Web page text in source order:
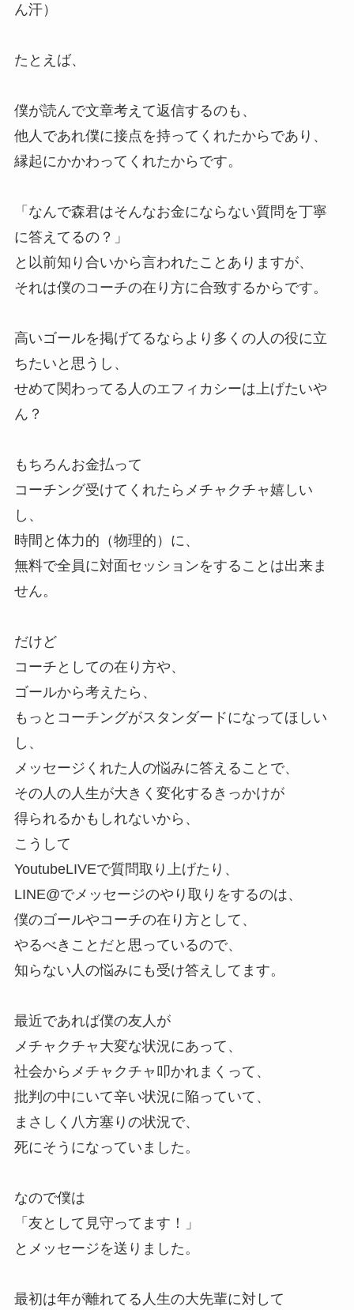
ん汗）
たとえば、
僕が読んで文章考えて返信するのも、
他人であれ僕に接点を持ってくれたからであり、
縁起にかかわってくれたからです。
「なんで森君はそんなお金にならない質問を丁寧
に答えてるの？」
と以前知り合いから言われたことありますが、
それは僕のコーチの在り方に合致するからです。
高いゴールを掲げてるならより多くの人の役に立
ちたいと思うし、
せめて関わってる人のエフィカシーは上げたいや
ん？
もちろんお金払って
コーチング受けてくれたらメチャクチャ嬉しい
し、
時間と体力的（物理的）に、
無料で全員に対面セッションをすることは出来ま
せん。
だけど
コーチとしての在り方や、
ゴールから考えたら、
もっとコーチングがスタンダードになってほしい
し、
メッセージくれた人の悩みに答えることで、
その人の人生が大きく変化するきっかけが
得られるかもしれないから、
こうして
YoutubeLIVEで質問取り上げたり、
LINE@でメッセージのやり取りをするのは、
僕のゴールやコーチの在り方として、
やるべきことだと思っているので、
知らない人の悩みにも受け答えしてます。
最近であれば僕の友人が
メチャクチャ大変な状況にあって、
社会からメチャクチャ叩かれまくって、
批判の中にいて辛い状況に陥っていて、
まさしく八方塞りの状況で、
死にそうになっていました。
なので僕は
「友として見守ってます！」
とメッセージを送りました。
最初は年が離れてる人生の大先輩に対して